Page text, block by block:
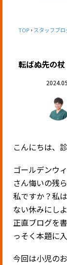
TOP スタッフブロ
転ばぬ先の杖
こんにちは、
ゴールデンウ
さん悔いの残
私ですか？私
ない休みにし
正直ブログを
っそく本題に入
今回は小児の